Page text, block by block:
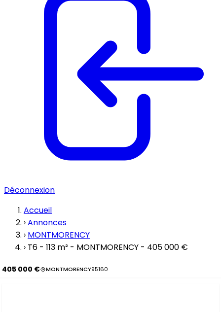
Déconnexion
Accueil
›Annonces
› MONTMORENCY
› T6 - 113 m² - MONTMORENCY - 405 000 €
405 000 € MONTMORENCY95160